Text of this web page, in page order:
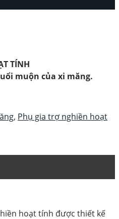
TÍNH
muộn của xi măng.
, Phụ gia trợ nghiền hoạt
hoạt tính được thiết kế